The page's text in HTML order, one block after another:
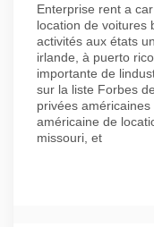
Enterprise rent a
location de voitures
activités aux états
irlande, à puerto
importante de
sur la liste Forbes
privées
américaine de
missouri, et